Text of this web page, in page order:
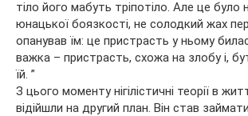
тіло його мабуть тріпотіло. Але це було
юнацької боязкості, не солодкий жах
опанував їм: це пристрасть у ньому
важка – пристрасть, схожа на злобу і,
їй. ”
З цього моменту нігілістичні теорії в
відійшли на другий план. Він став